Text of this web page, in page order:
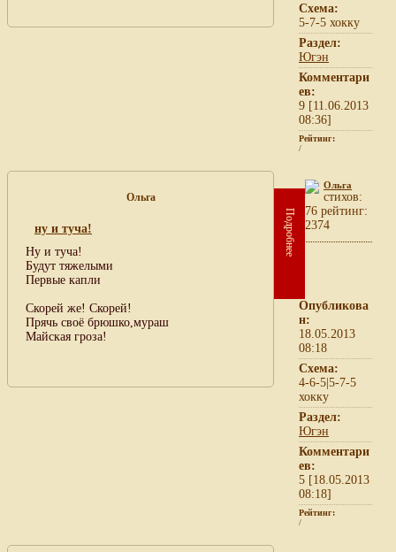
Схема:
5-7-5 хокку
Раздел:
Югэн
Комментари
ев:
9 [11.06.2013
08:36]
Рейтинг:
/
Ольга
ну и туча!
Ну и туча!
Будут тяжелыми
Первые капли
Скорей же! Скорей!
Прячь своё брюшко,мураш
Майская гроза!
Подробнее
Ольга
cтихов:
76 рейтинг:
2374
Опубликова
н:
18.05.2013
08:18
Схема:
4-6-5|5-7-5
хокку
Раздел:
Югэн
Комментари
ев:
5 [18.05.2013
08:18]
Рейтинг:
/